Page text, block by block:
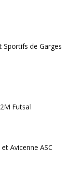
Sportifs de Garges
Futsal
Avicenne ASC